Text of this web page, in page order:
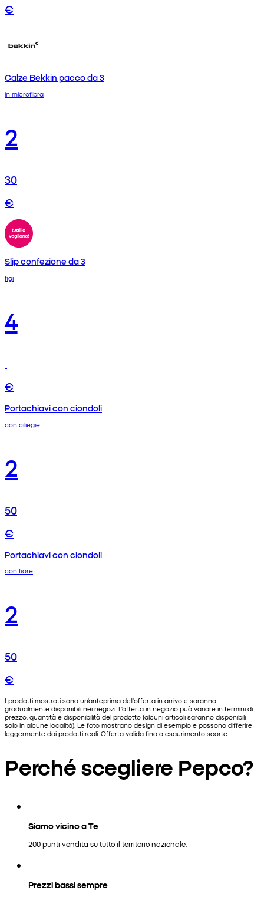
€
Calze Bekkin pacco da 3
in microfibra
2
30
€
Slip confezione da 3
figi
4
€
Portachiavi con ciondoli
con ciliegie
2
50
€
Portachiavi con ciondoli
con fiore
2
50
€
I prodotti mostrati sono un'anteprima dell'offerta in arrivo e saranno
gradualmente disponibili nei negozi. L'offerta in negozio può variare in termini di
prezzo, quantità e disponibilità del prodotto (alcuni articoli saranno disponibili
solo in alcune località). Le foto mostrano design di esempio e possono differire
leggermente dai prodotti reali. Offerta valida fino a esaurimento scorte.
Perché scegliere Pepco?
Siamo vicino a Te
200 punti vendita su tutto il territorio nazionale.
Prezzi bassi sempre